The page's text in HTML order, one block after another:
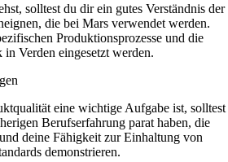
solltest du dir ein gutes Verständnis der
die bei Mars verwendet werden.
Produktionsprozesse und die
Verden eingesetzt werden.
eine wichtige Aufgabe ist, solltest
Berufserfahrung parat haben, die
deine Fähigkeit zur Einhaltung von
demonstrieren.